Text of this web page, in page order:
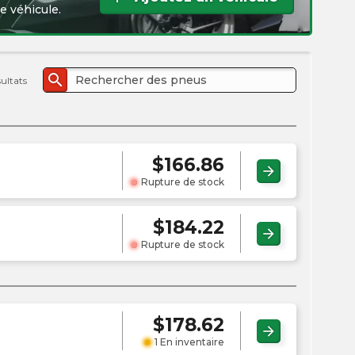
véhicule.
search
$166.86
Rupture de stock
arrow_forward
$184.22
Rupture de stock
arrow_forward
$178.62
1 En inventaire
arrow_forward